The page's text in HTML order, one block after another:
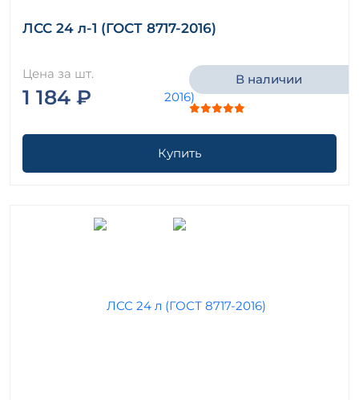
ЛСС 24 л-1 (ГОСТ 8717-2016)
Цена за шт.
1 184 ₽
В наличии
Купить